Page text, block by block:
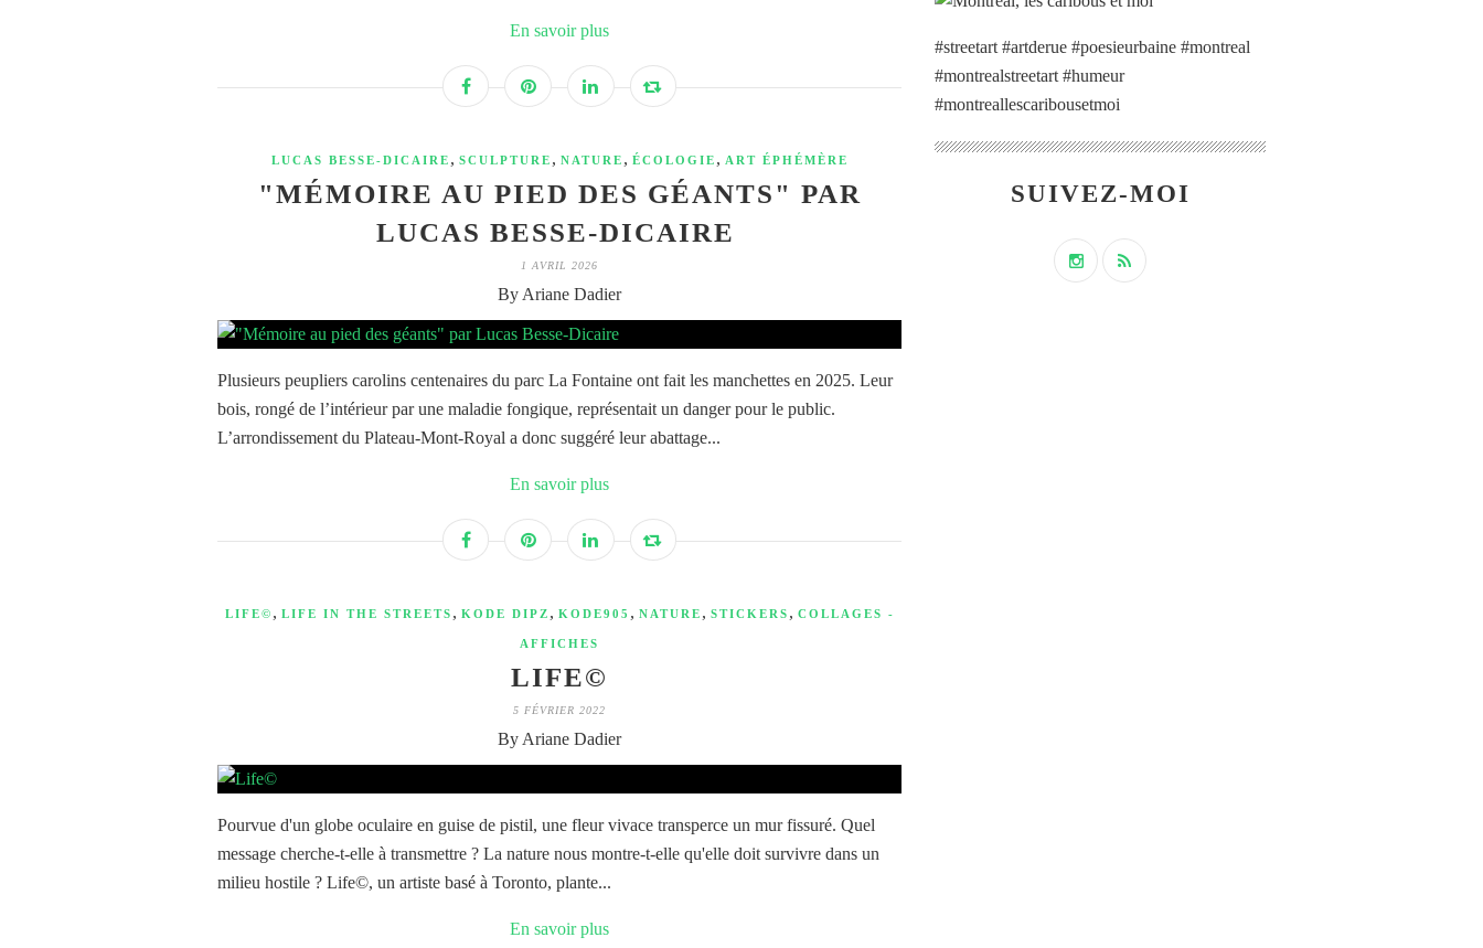
En savoir plus
LUCAS BESSE-DICAIRE , SCULPTURE , NATURE , ÉCOLOGIE , ART ÉPHÉMÈRE
"MÉMOIRE AU PIED DES GÉANTS" PAR
LUCAS BESSE-DICAIRE
1 AVRIL 2026
By Ariane Dadier
Plusieurs peupliers carolins centenaires du parc La Fontaine ont fait les manchettes en 2025. Leur
bois, rongé de l’intérieur par une maladie fongique, représentait un danger pour le public.
L’arrondissement du Plateau-Mont-Royal a donc suggéré leur abattage...
En savoir plus
LIFE© , LIFE IN THE STREETS , KODE DIPZ , KODE905 , NATURE , STICKERS , COLLAGES -
AFFICHES
LIFE©
5 FÉVRIER 2022
By Ariane Dadier
Pourvue d'un globe oculaire en guise de pistil, une fleur vivace transperce un mur fissuré. Quel
message cherche-t-elle à transmettre ? La nature nous montre-t-elle qu'elle doit survivre dans un
milieu hostile ? Life©, un artiste basé à Toronto, plante...
En savoir plus
#streetart #artderue #poesieurbaine #montreal
#montrealstreetart #humeur
#montreallescaribousetmoi
SUIVEZ-MOI